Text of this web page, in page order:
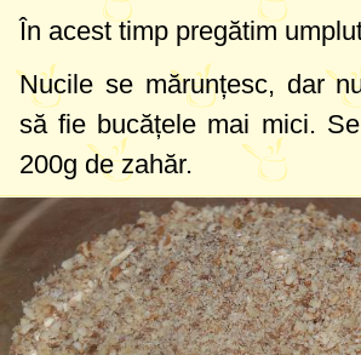
În acest timp pregătim
Nucile se mărunțesc, dar
să fie bucățele mai mici.
200g de zahăr.